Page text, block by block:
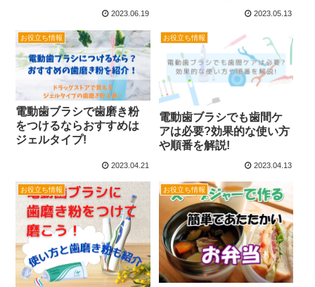
2023.06.19 2023.05.13
お役立ち情報
電動歯ブラシで歯磨き粉
をつけるならおすすめは
ジェルタイプ!
2023.04.21
お役立ち情報
電動歯ブラシでも歯間ケ
アは必要?効果的な使い方
や順番を解説!
2023.04.13
お役立ち情報 お役立ち情報